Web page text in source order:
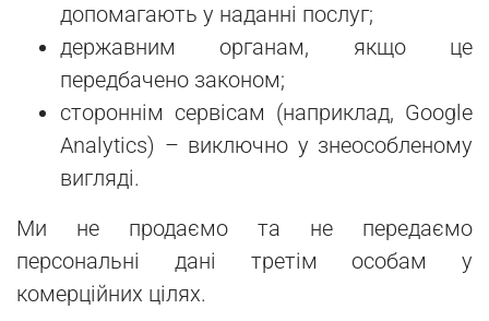
допомагають у наданні послуг;
державним органам, якщо це
передбачено законом;
стороннім сервісам (наприклад, Google
Analytics) – виключно у знеособленому
вигляді.
Ми не продаємо та не передаємо
персональні дані третім особам у
комерційних цілях.